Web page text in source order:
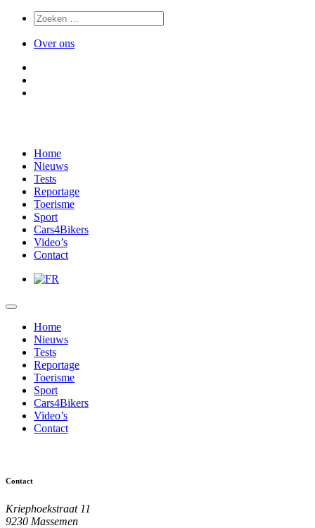
Over ons
Home
Nieuws
Tests
Reportage
Toerisme
Sport
Cars4Bikers
Video’s
Contact
Home
Nieuws
Tests
Reportage
Toerisme
Sport
Cars4Bikers
Video’s
Contact
Contact
Kriephoekstraat 11
9230 Massemen